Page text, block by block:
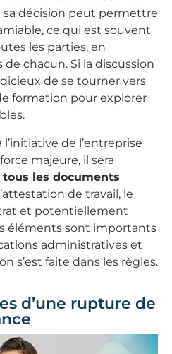
décision peut permettre
ce qui est souvent
les parties, en
chacun. Si la discussion
de se tourner vers
formation pour explorer
de l’entreprise
majeure, il sera
les documents
de travail, le
et potentiellement
éléments sont importants
administratives et
s’est faite dans les règles.
d’une rupture de